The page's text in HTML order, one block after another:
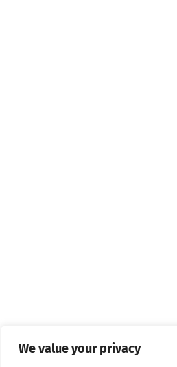
We value your privacy